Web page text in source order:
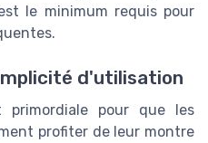
le minimum requis pour
d'utilisation
primordiale pour que les
profiter de leur montre